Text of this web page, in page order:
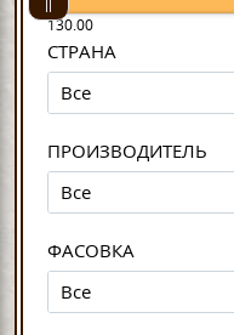
130.00
СТРАНА
Все
ПРОИЗВОДИТЕЛЬ
Все
ФАСОВКА
Все